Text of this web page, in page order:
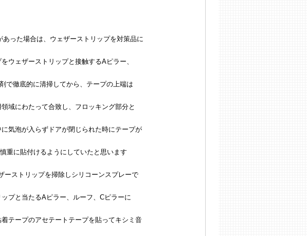
った場合は、ウェザーストリップを対策品に
ウェザーストリップと接触するAピラー、
で徹底的に清掃してから、テープの上端は
域にわたって合致し、フロッキング部分と
気泡が入らずドアが閉じられた時にテープが
重に貼付けるようにしていたと思います
ーストリップを掃除しシリコーンスプレーで
プと当たるAピラー、ルーフ、Cピラーに
テープのアセテートテープを貼ってキシミ音